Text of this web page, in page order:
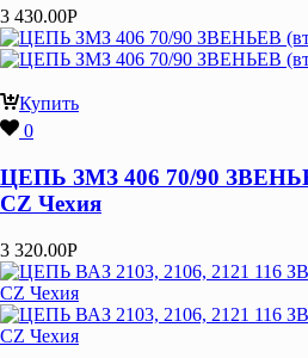
3 430.00Р
Купить
0
ЦЕПЬ ЗМЗ 406 70/90
CZ Чехия
3 320.00Р